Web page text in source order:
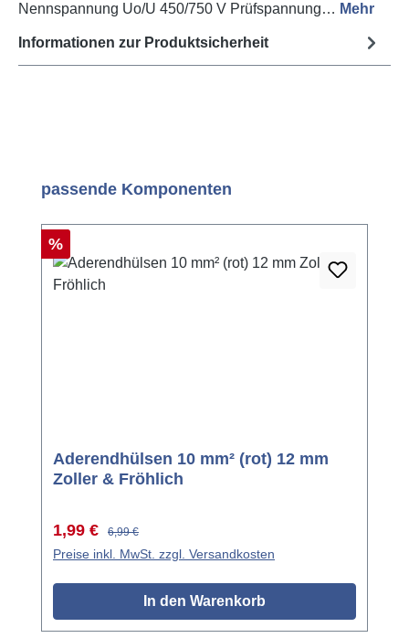
Nennspannung Uo/U 450/750 V Prüfspannung… Mehr
Informationen zur Produktsicherheit
Produktgalerie überspringen
passende Komponenten
Rabatt
%
Aderendhülsen 10 mm² (rot) 12 mm
Zoller & Fröhlich
Verkaufspreis:
1,99 € Regulärer Preis:
6,99 €
Preise inkl. MwSt. zzgl. Versandkosten
In den Warenkorb